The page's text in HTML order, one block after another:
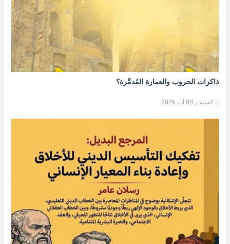
ذاكرات الحروب والعمارة المُدمَّرة؟
السبت, 08 آب 2026